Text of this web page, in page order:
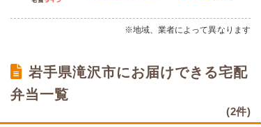
※地域、業者によって異なります
岩手県滝沢市にお届けできる宅配
弁当一覧
(2件)